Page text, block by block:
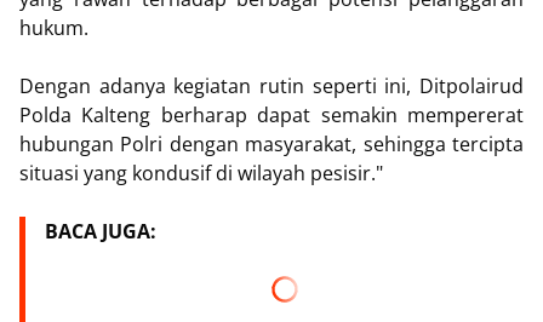
hukum.
Dengan adanya kegiatan rutin seperti ini, Ditpolairud
Polda Kalteng berharap dapat semakin mempererat
hubungan Polri dengan masyarakat, sehingga tercipta
situasi yang kondusif di wilayah pesisir."
BACA JUGA: